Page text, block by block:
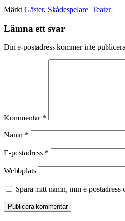
Märkt Gäster, Skådespelare, Teater
Lämna ett svar
Din e-postadress kommer inte
Kommentar *
Namn *
E-postadress *
Webbplats
Spara mitt namn, min e-